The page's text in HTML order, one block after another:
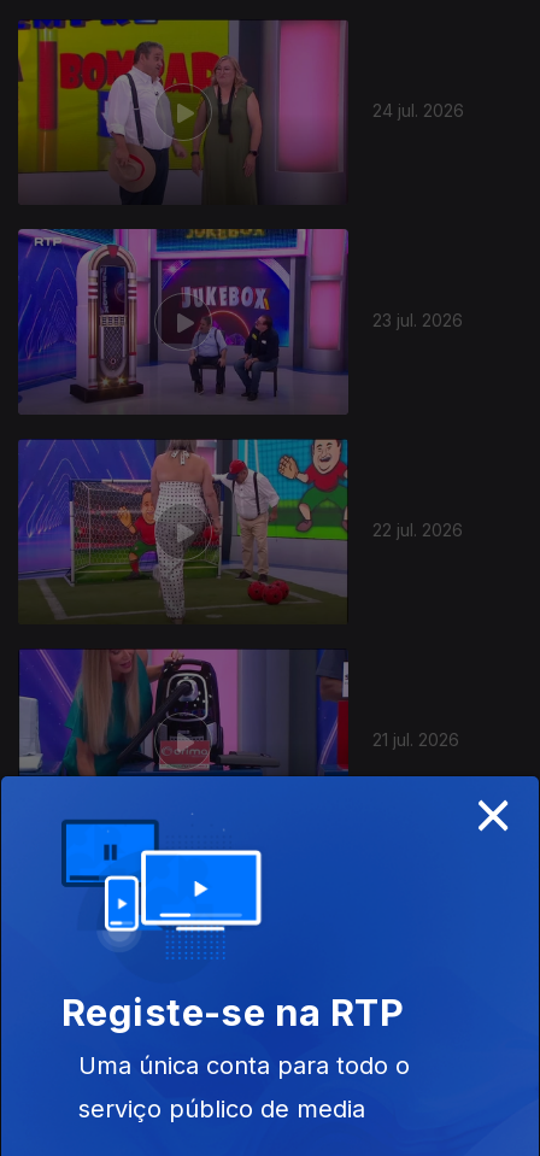
24 jul. 2026
23 jul. 2026
944385
22 jul. 2026
21 jul. 2026
×
Registe-se na RTP
Uma única conta para todo o
serviço público de media